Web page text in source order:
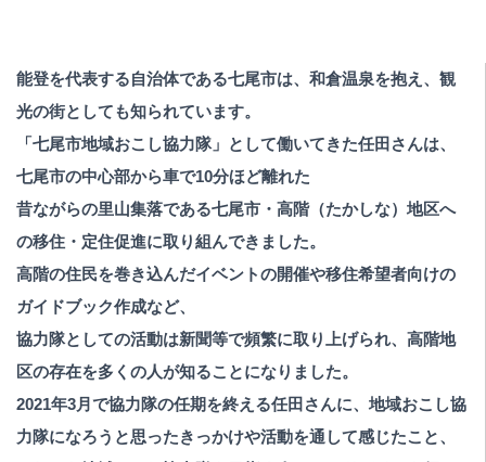
能登を代表する自治体である七尾市は、和倉温泉を抱え、観
光の街としても知られています。
「七尾市地域おこし協力隊」として働いてきた任田さんは、
七尾市の中心部から車で10分ほど離れた
昔ながらの里山集落である七尾市・高階（たかしな）地区へ
の移住・定住促進に取り組んできました。
高階の住民を巻き込んだイベントの開催や移住希望者向けの
ガイドブック作成など、
協力隊としての活動は新聞等で頻繁に取り上げられ、高階地
区の存在を多くの人が知ることになりました。
2021年3月で協力隊の任期を終える任田さんに、地域おこし協
力隊になろうと思ったきっかけや活動を通して感じたこと、